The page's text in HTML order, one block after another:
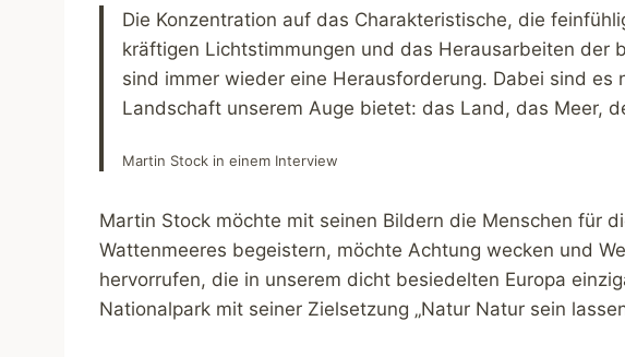
Die Konzentration auf das Charakteristische, die
kräftigen Lichtstimmungen und das Herausarbeiten der
sind immer wieder eine Herausforderung. Dabei sind
Landschaft unserem Auge bietet: das Land, das Meer,
Martin Stock in einem Interview
Martin Stock möchte mit seinen Bildern die Menschen für
Wattenmeeres begeistern, möchte Achtung wecken und
hervorrufen, die in unserem dicht besiedelten Europa
Nationalpark mit seiner Zielsetzung „Natur Natur sein